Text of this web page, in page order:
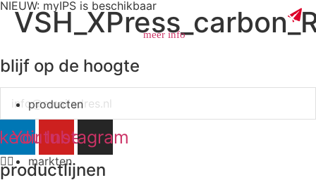
NIEUW: myIPS is beschikbaar
meer info
sluiten
producten
markten
blijf op de hoogte
YoutubeInstagram
productlijnen